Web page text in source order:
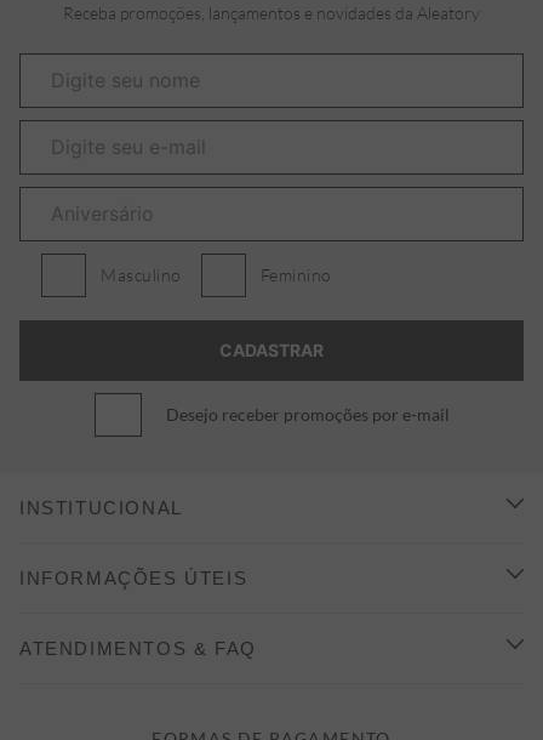
Receba promoções, lançamentos e novidades da Aleatory
Masculino Feminino
Desejo receber promoções por e-mail
INSTITUCIONAL
CONHEÇA A ALEATORY
INFORMAÇÕES ÚTEIS
FORMAS DE PAGAMENTO
ATENDIMENTOS & FAQ